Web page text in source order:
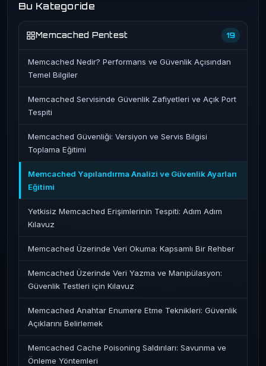
Bu Kategoride
Memcached Pentest 19
Memcached Nedir? Performans ve Güvenlik Açısından
Temel Bilgiler
Memcached Servisinde Güvenlik Zafiyetleri ve Açık Port
Tespiti
Memcached Güvenliği: Versiyon ve Servis Bilgisi
Toplama Eğitimi
Memcached Yapılandırma Analizi ve Güvenlik Ayarları
Eğitimi
Yetkisiz Memcached Erişimlerinin Tespiti: Adım Adım
Kılavuz
Memcached Üzerinde Veri Okuma: Kapsamlı Bir Rehber
Memcached Üzerinde Veri Yazma ve Manipülasyon:
Güvenlik Testleri için Kılavuz
Memcached Anahtar Enumere Etme Teknikleri: Güvenlik
Açıklarını Belirlemek
Memcached Cache Poisoning Saldırıları: Savunma ve
Önleme Yöntemleri